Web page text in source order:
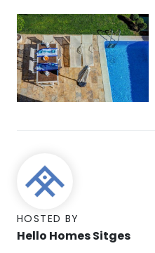
HOSTED BY
Hello Homes Sitges